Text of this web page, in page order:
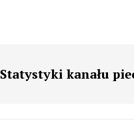
Statystyki kanału